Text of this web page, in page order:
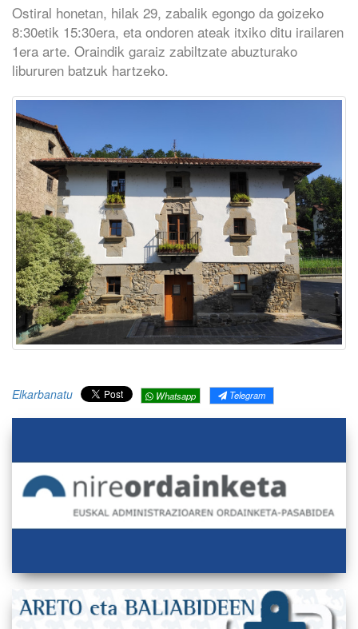
Ostiral honetan, hilak 29, zabalik egongo da goizeko
8:30etik 15:30era, eta ondoren ateak itxiko ditu irailaren
1era arte. Oraindik garaiz zabiltzate abuzturako
libururen batzuk hartzeko.
Elkarbanatu Whatsapp Telegram